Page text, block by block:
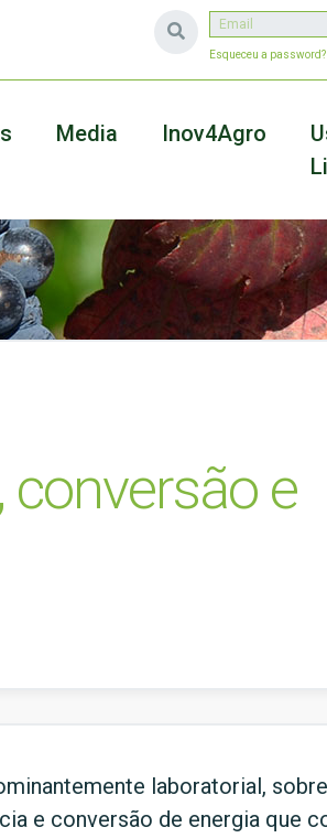
Esqueceu a password?
Media Inov4Agro
conversão e
laboratorial,
e conversão de energia que